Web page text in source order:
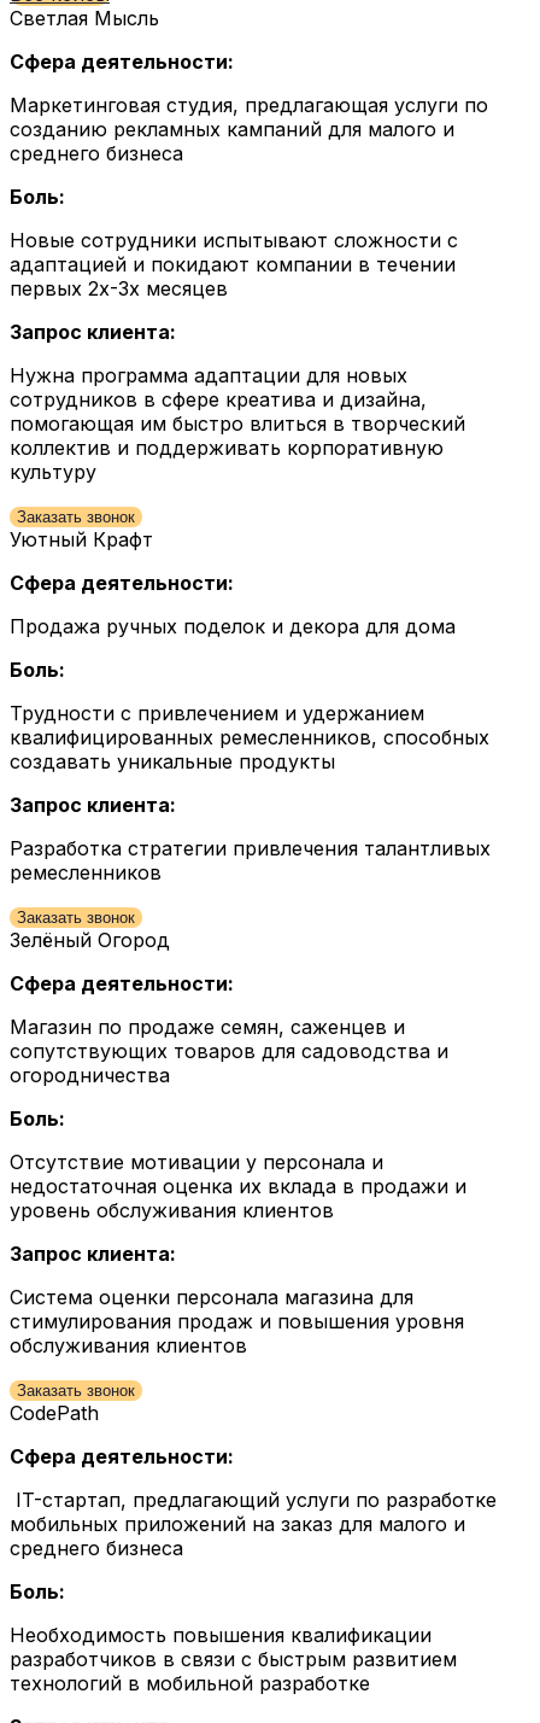
Светлая Мысль
Сфера деятельности:
Маркетинговая студия, предлагающая услуги по
созданию рекламных кампаний для малого и
среднего бизнеса
Боль:
Новые сотрудники испытывают сложности с
адаптацией и покидают компании в течении
первых 2х-3х месяцев
Запрос клиента:
Нужна программа адаптации для новых
сотрудников в сфере креатива и дизайна,
помогающая им быстро влиться в творческий
коллектив и поддерживать корпоративную
культуру
Заказать звонок
Уютный Крафт
Сфера деятельности:
Продажа ручных поделок и декора для дома
Боль:
Трудности с привлечением и удержанием
квалифицированных ремесленников, способных
создавать уникальные продукты
Запрос клиента:
Разработка стратегии привлечения талантливых
ремесленников
Заказать звонок
Зелёный Огород
Сфера деятельности:
Магазин по продаже семян, саженцев и
сопутствующих товаров для садоводства и
огородничества
Боль:
Отсутствие мотивации у персонала и
недостаточная оценка их вклада в продажи и
уровень обслуживания клиентов
Запрос клиента:
Система оценки персонала магазина для
стимулирования продаж и повышения уровня
обслуживания клиентов
Заказать звонок
CodePath
Сфера деятельности:
IT-стартап, предлагающий услуги по разработке
мобильных приложений на заказ для малого и
среднего бизнеса
Боль:
Необходимость повышения квалификации
разработчиков в связи с быстрым развитием
технологий в мобильной разработке